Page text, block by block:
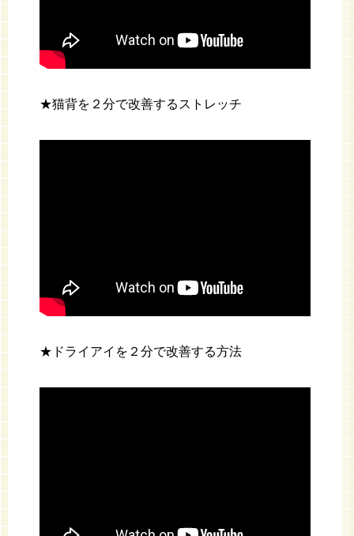
★猫背を２分で改善するストレッチ
★ドライアイを２分で改善する方法